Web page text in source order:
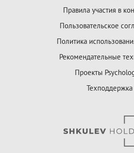
Правила участия в
Пользовательское
Политика
Рекомендательные
Проекты
Техподдержка